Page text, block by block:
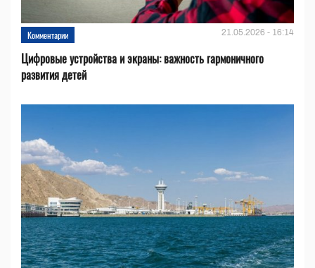
Комментарии 21.05.2026 - 16:14
Цифровые устройства и эĸраны: важность гармоничного
развития детей